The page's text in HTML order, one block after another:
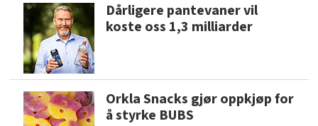
Dårligere pantevaner vil
koste oss 1,3 milliarder
Orkla Snacks gjør oppkjøp for
å styrke BUBS